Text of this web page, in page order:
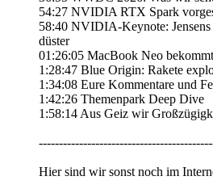
54:27 NVIDIA RTX Spark
58:40 NVIDIA-Keynote:
düster
01:26:05 MacBook Neo
1:28:47 Blue Origin: Rakete
1:34:08 Eure Kommentare und
1:42:26 Themenpark Deep Dive
1:58:14 Aus Geiz wir
Hier sind wir sonst noch im